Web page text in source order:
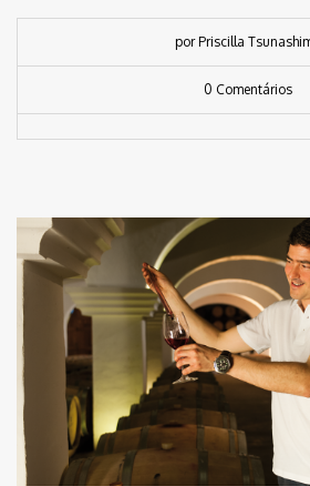
por Priscilla
0 Comentários